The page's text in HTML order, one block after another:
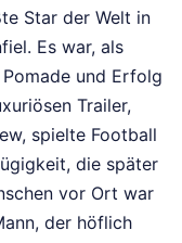
Star der Welt in
Es war, als
und Erfolg
Trailer,
spielte Football
die später
vor Ort war
der höflich